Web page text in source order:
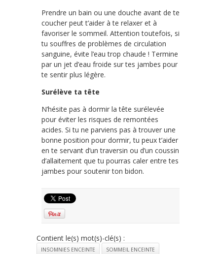
Prendre un bain ou une douche avant de te
coucher peut t’aider à te relaxer et à
favoriser le sommeil. Attention toutefois, si
tu souffres de problèmes de circulation
sanguine, évite l’eau trop chaude ! Termine
par un jet d’eau froide sur tes jambes pour
te sentir plus légère.
Surélève ta tête
N’hésite pas à dormir la tête surélevée
pour éviter les risques de remontées
acides. Si tu ne parviens pas à trouver une
bonne position pour dormir, tu peux t’aider
en te servant d’un traversin ou d’un coussin
d’allaitement que tu pourras caler entre tes
jambes pour soutenir ton bidon.
Contient le(s) mot(s)-clé(s) :
INSOMNIES ENCEINTE SOMMEIL ENCEINTE